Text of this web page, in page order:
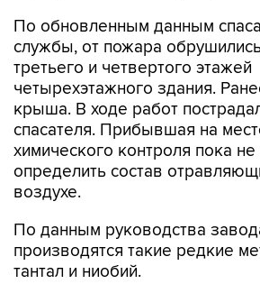
По обновленным данным
службы, от пожара
третьего и четвертого этажей
четырехэтажного здания.
крыша. В ходе работ
спасателя. Прибывшая на
химического контроля пока не
определить состав
воздухе.
По данным руководства
производятся такие редкие
тантал и ниобий.